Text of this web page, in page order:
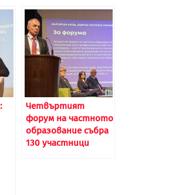
Четвъртият
форум на частното
образование събра
130 участници